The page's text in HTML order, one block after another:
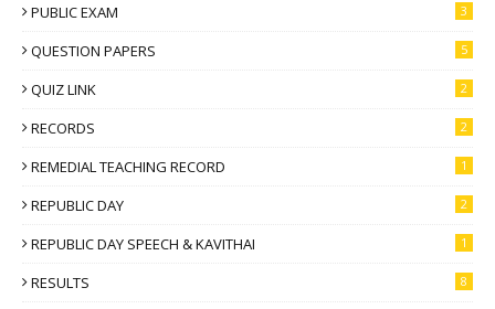
PUBLIC EXAM 3
QUESTION PAPERS 5
QUIZ LINK 2
RECORDS 2
REMEDIAL TEACHING RECORD 1
REPUBLIC DAY 2
REPUBLIC DAY SPEECH & KAVITHAI 1
RESULTS 8